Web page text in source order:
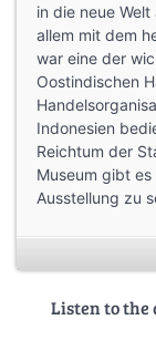
in die neue
allem mit dem
war eine der
Oostindischen
Indonesien
Reichtum der
Museum gibt
Ausstellung zu
Mehr Infos:
fishing-village-
Listen to the